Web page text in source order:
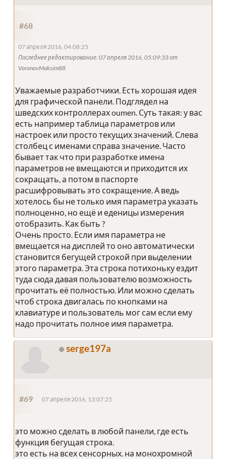
#68
07 апреля 2016, 04:08:25
Последнее редактирование: 07 апреля 2016, 05:09:33 от
VoronovMaksim88
Уважаемые разработчики. Есть хорошая идея
для графической панели. Подглядел на
шведских контроллерах oumen. Суть такая: у вас
есть например таблица параметров или
настроек или просто текущих значений. Слева
столбец с именами справа значение. Часто
бывает так что при разработке имена
параметров не вмещаются и приходится их
сокращать, а потом в паспорте
расшифровывать это сокращение. А ведь
хотелось бы не только имя параметра указать
полноценно, но ещё и еденицы измерения
отобразить. Как быть ?
Очень просто. Если имя параметра не
вмещается на дисплей то оно автоматически
становится бегущей строкой при выделении
этого параметра. Эта строка потихоньку ездит
туда сюда давая пользователю возможность
прочитать её полностью. Или можно сделать
чтоб строка двигалась по кнопками на
клавиатуре и пользователь мог сам если ему
надо прочитать полное имя параметра.
serge197a
#69 07 апреля 2016, 13:07:25
это можно сделать в любой панели, где есть
функция бегущая строка.
это есть на всех сенсорных. на монохромной